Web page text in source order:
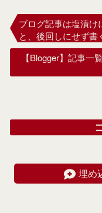
ブログ記事は塩漬け
と、後回しにせず書
【Blogger】記事
埋め